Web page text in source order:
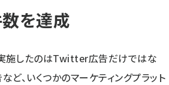
を達成
実施したのはTwitter広告だけではな
ど、いくつかのマーケティングプラット